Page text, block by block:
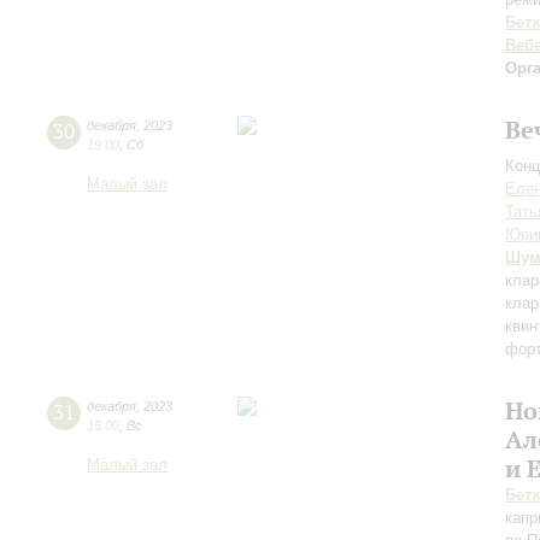
30 декабря 2023
19:00 Сб
Малый зал
31 декабря 2023
15:00 Вс
Малый зал
и